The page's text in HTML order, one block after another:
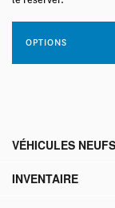
OPTIONS
VÉHICULES NEUFS
INVENTAIRE